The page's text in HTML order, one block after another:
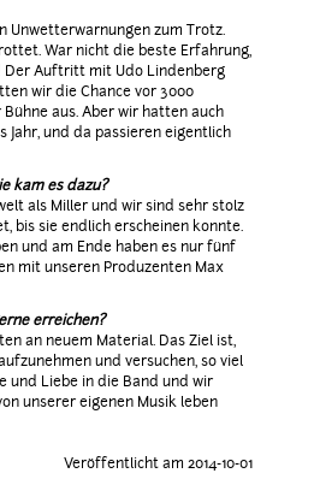
Unwetterwarnungen zum Trotz.
War nicht die beste Erfahrung,
Der Auftritt mit Udo Lindenberg
wir die Chance vor 3000
aus. Aber wir hatten auch
Jahr, und da passieren eigentlich
kam es dazu?
als Miller und wir sind sehr stolz
bis sie endlich erscheinen konnte.
und am Ende haben es nur fünf
mit unseren Produzenten Max
erreichen?
an neuem Material. Das Ziel ist,
und versuchen, so viel
und Liebe in die Band und wir
unserer eigenen Musik leben
Veröffentlicht am 2014-10-01